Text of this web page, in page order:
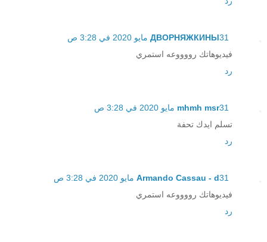
ДВОРНЯЖКИНЫ31 مايو 2020 في 3:28 ص
فيديوهاتك رووووعه استمري
رد
mhmh msr31 مايو 2020 في 3:28 ص
تسلم ايدك تحفة
رد
Armando Cassau - d31 مايو 2020 في 3:28 ص
فيديوهاتك رووووعه استمري
رد